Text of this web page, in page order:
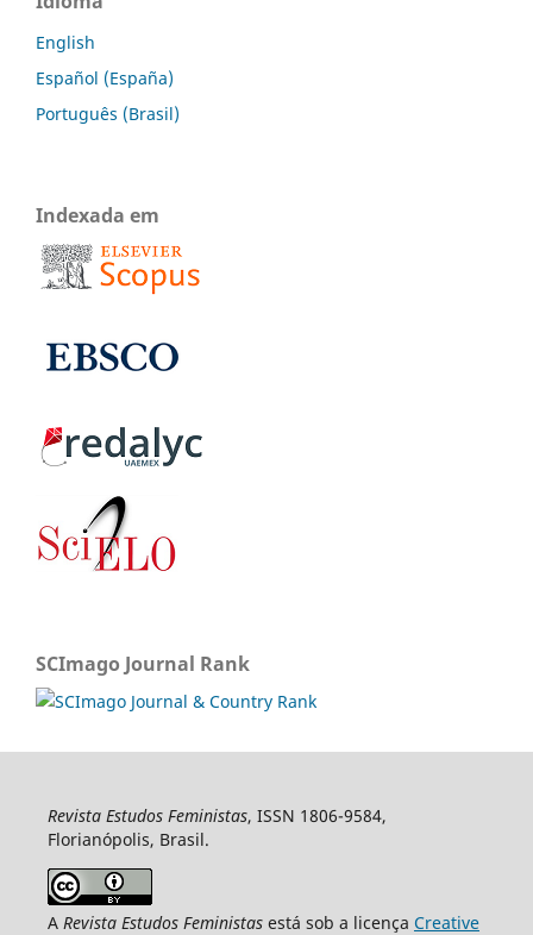
English
Español (España)
Português (Brasil)
Indexada em
SCImago Journal Rank
Revista Estudos Feministas, ISSN 1806-9584,
Florianópolis, Brasil.
A Revista Estudos Feministasestá sob a licença Creative